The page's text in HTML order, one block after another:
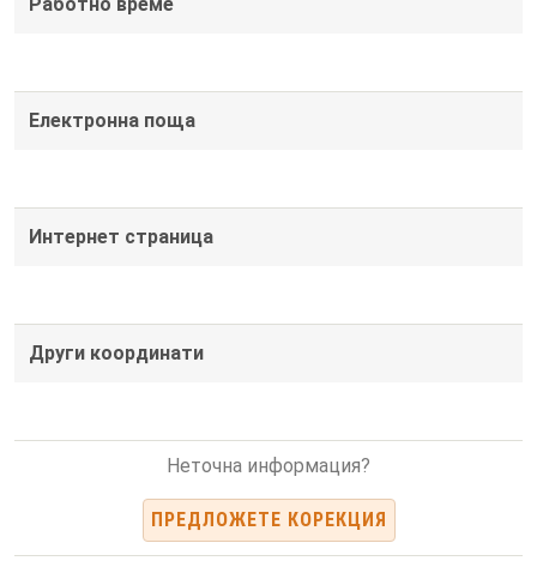
Електронна поща
Интернет страница
Други координати
Неточна информация?
ПРЕДЛОЖЕТЕ КОРЕКЦИЯ